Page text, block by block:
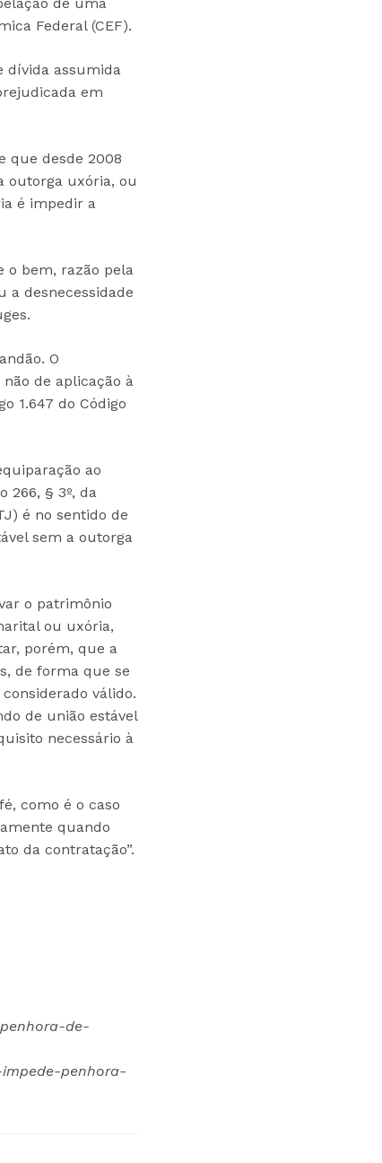
Federal (CEF).
dívida assumida
em
que desde 2008
outorga uxória, ou
é impedir a
o bem, razão pela
a desnecessidade
O
de aplicação à
1.647 do Código
ao
266, § 3º, da
é no sentido de
sem a outorga
o patrimônio
ou uxória,
porém, que a
de forma que se
válido.
de união estável
necessário à
como é o caso
quando
da contratação”.
de-
penhora-